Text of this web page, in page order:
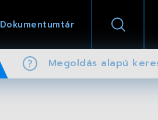
Dokumentumtár
Megoldás alapú